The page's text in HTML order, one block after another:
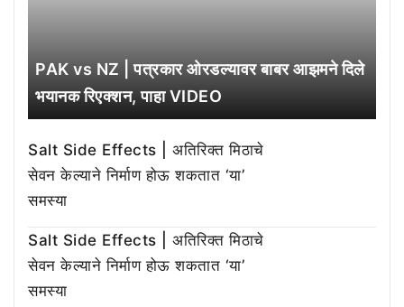
PAK vs NZ | पत्रकार ओरडल्यावर बाबर आझमने दिले
भयानक रिएक्शन, पाहा VIDEO
Salt Side Effects | अतिरिक्त मिठाचे
सेवन केल्याने निर्माण होऊ शकतात ‘या’
समस्या
Salt Side Effects | अतिरिक्त मिठाचे
सेवन केल्याने निर्माण होऊ शकतात ‘या’
समस्या